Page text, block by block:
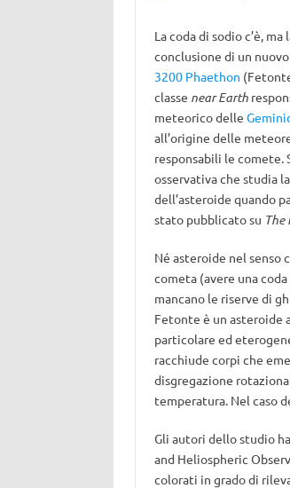
La coda di sodio c’è,
conclusione di un
3200 Phaethon
classe near Earth
meteorico delle
all’origine delle
responsabili le comete.
osservativa che studia
dell’asteroide quando
stato pubblicato su The
Né asteroide nel senso
cometa (avere una
mancano le riserve di
Fetonte è un asteroide
particolare ed
racchiude corpi che
disgregazione
temperatura. Nel caso
Gli autori dello studio
and Heliospheric
colorati in grado di